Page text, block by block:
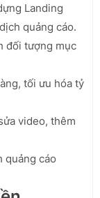
Landing
quảng cáo.
đối tượng mục
tối ưu hóa tỷ
video, thêm
quảng cáo